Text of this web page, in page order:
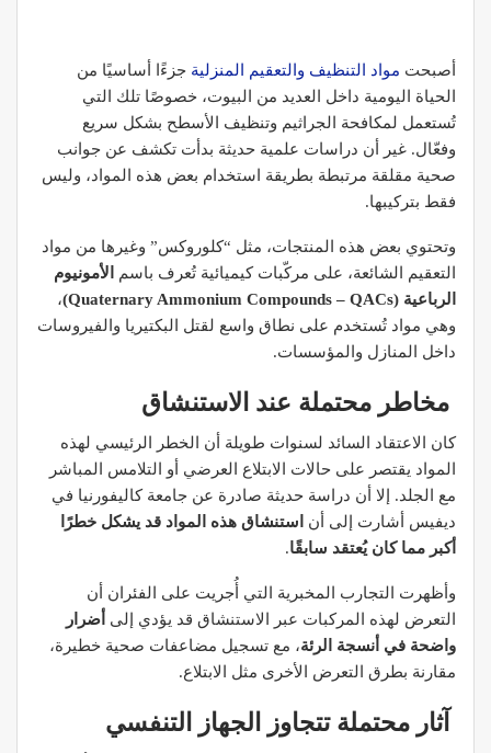
أصبحت مواد التنظيف والتعقيم المنزلية جزءًا أساسيًا من
الحياة اليومية داخل العديد من البيوت، خصوصًا تلك التي
تُستعمل لمكافحة الجراثيم وتنظيف الأسطح بشكل سريع
وفعّال. غير أن دراسات علمية حديثة بدأت تكشف عن جوانب
صحية مقلقة مرتبطة بطريقة استخدام بعض هذه المواد، وليس
فقط بتركيبها.
وتحتوي بعض هذه المنتجات، مثل “كلوروكس” وغيرها من مواد
التعقيم الشائعة، على مركّبات كيميائية تُعرف باسم
الأمونيوم
الرباعية (Quaternary Ammonium Compounds – QACs)
،
وهي مواد تُستخدم على نطاق واسع لقتل البكتيريا والفيروسات
داخل المنازل والمؤسسات.
مخاطر محتملة عند الاستنشاق
كان الاعتقاد السائد لسنوات طويلة أن الخطر الرئيسي لهذه
المواد يقتصر على حالات الابتلاع العرضي أو التلامس المباشر
مع الجلد. إلا أن دراسة حديثة صادرة عن جامعة كاليفورنيا في
ديفيس أشارت إلى أن
استنشاق هذه المواد قد يشكل خطرًا
أكبر مما كان يُعتقد سابقًا.
وأظهرت التجارب المخبرية التي أُجريت على الفئران أن
التعرض لهذه المركبات عبر الاستنشاق قد يؤدي إلى أضرار
واضحة في أنسجة الرئة، مع تسجيل مضاعفات صحية خطيرة،
مقارنة بطرق التعرض الأخرى مثل الابتلاع.
آثار محتملة تتجاوز الجهاز التنفسي